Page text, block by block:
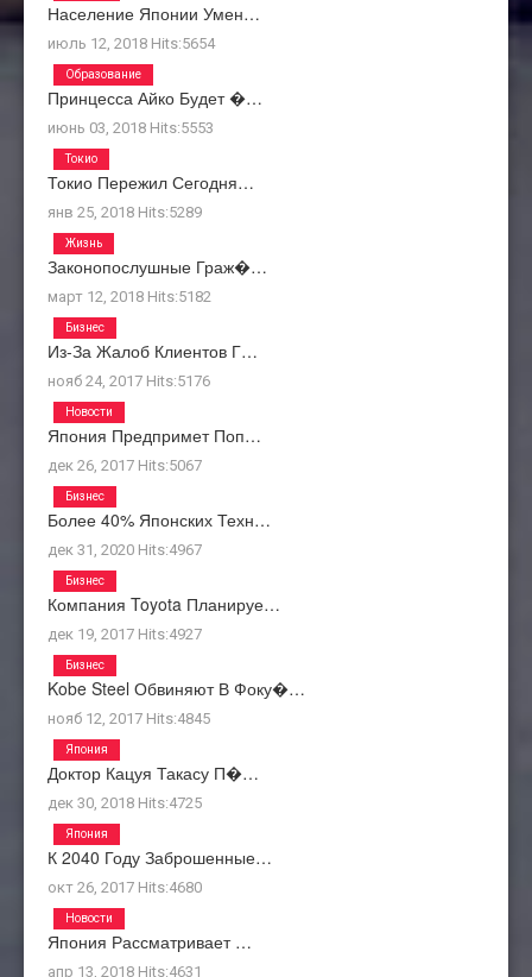
Население Японии Умен…
июль 12, 2018 Hits:5654
Принцесса Айко Будет �…
июнь 03, 2018 Hits:5553
Образование
Токио Пережил Сегодня…
янв 25, 2018 Hits:5289
Токио
Законопослушные Граж�…
март 12, 2018 Hits:5182
Жизнь
Из-За Жалоб Клиентов Г…
нояб 24, 2017 Hits:5176
Бизнес
Япония Предпримет Поп…
дек 26, 2017 Hits:5067
Новости
Более 40% Японских Техн…
дек 31, 2020 Hits:4967
Бизнес
Компания Toyota Планируе…
дек 19, 2017 Hits:4927
Бизнес
Kobe Steel Обвиняют В Фоку�…
нояб 12, 2017 Hits:4845
Бизнес
Доктор Кацуя Такасу П�…
дек 30, 2018 Hits:4725
Япония
К 2040 Году Заброшенные…
окт 26, 2017 Hits:4680
Япония
Япония Рассматривает …
апр 13, 2018 Hits:4631
Новости